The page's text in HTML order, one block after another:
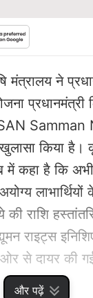
और पढ़ें
मंत्रालय ने
प्रधानमंत्री
किया है।
कहा है कि
लाभार्थियों
की राशि
राइट्स
से दायर की